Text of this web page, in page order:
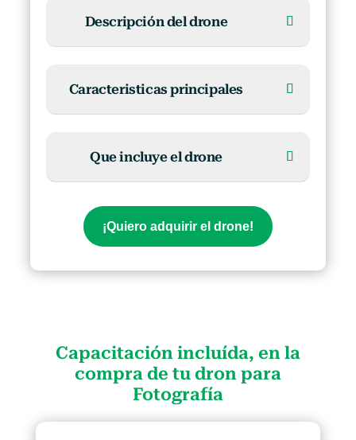
Descripción del drone
Caracteristicas principales
Que incluye el drone
¡Quiero adquirir el drone!
Capacitación incluída, en la
compra de tu dron para
Fotografía